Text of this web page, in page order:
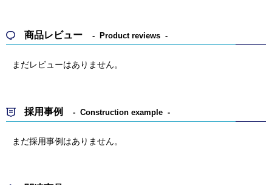
商品レビュー Product reviews
まだレビューはありません。
採用事例 Construction example
まだ採用事例はありません。